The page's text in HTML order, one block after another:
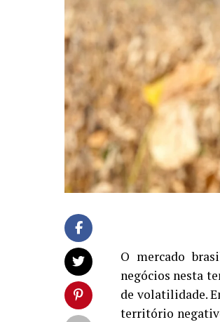
O mercado
negócios nesta
de volatilidade.
território